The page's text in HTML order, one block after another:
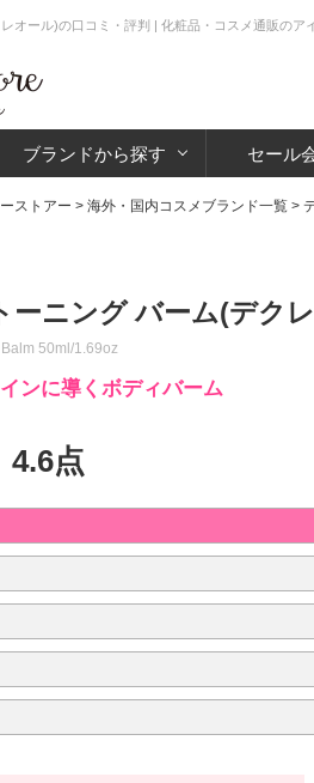
オール)の口コミ・評判 | 化粧品・コスメ通販のア
ブランドから探す セール
ストアー > 海外・国内コスメブランド一覧 >
ニング バーム(デク
50ml/1.69oz
ンに導くボディバーム
4.6点